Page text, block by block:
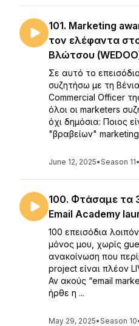
101. Marketing
τον ελέφαντα
Βλώτσου
Σε αυτό το
συζητήσω με τη
Commercial Officer
όλοι οι marketers
όχι δημόσια: Ποιος
"βραβείων" marketing
June 12, 2025•Season 11•
100. Φτάσαμε τα
Email Academy
100 επεισόδια
μόνος μου, χωρίς
ανακοίνωση που
project είναι πλέον
Αν ακούς “email
ήρθε η ...
May 29, 2025•Season 10